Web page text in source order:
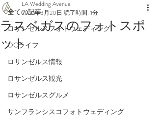
全ての記事
ロサンゼルスフォトウェディング
OCライフ
ロサンゼルス情報
ロサンゼルス観光
ロサンゼルスグルメ
サンフランシスコフォトウェディング
ラスベガスのフォトスポ
ット
LA Wedding Avenue
2022年3月20日 読了時間: 1分